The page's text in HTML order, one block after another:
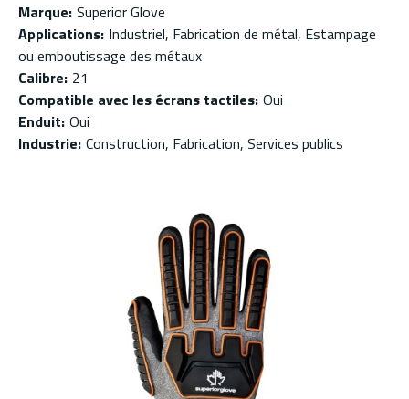
Marque: Superior Glove
Applications: Industriel, Fabrication de métal, Estampage
ou emboutissage des métaux
Calibre: 21
Compatible avec les écrans tactiles: Oui
Enduit: Oui
Industrie: Construction, Fabrication, Services publics